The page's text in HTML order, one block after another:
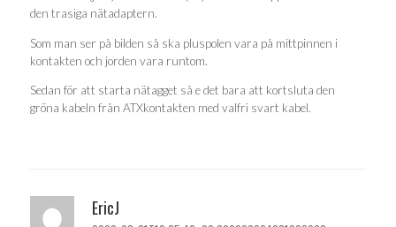
den trasiga nätadaptern.
Som man ser på bilden så ska pluspolen vara på mittpinnen i
kontakten och jorden vara runtom.
Sedan för att starta nätagget så e det bara att kortsluta den
gröna kabeln från ATXkontakten med valfri svart kabel.
EricJ